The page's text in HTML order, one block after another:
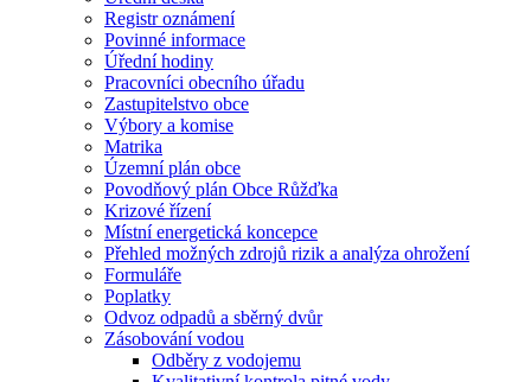
Registr oznámení
Povinné informace
Úřední hodiny
Pracovníci obecního úřadu
Zastupitelstvo obce
Výbory a komise
Matrika
Územní plán obce
Povodňový plán Obce Růžďka
Krizové řízení
Místní energetická koncepce
Přehled možných zdrojů rizik a analýza ohrožení
Formuláře
Poplatky
Odvoz odpadů a sběrný dvůr
Zásobování vodou
Odběry z vodojemu